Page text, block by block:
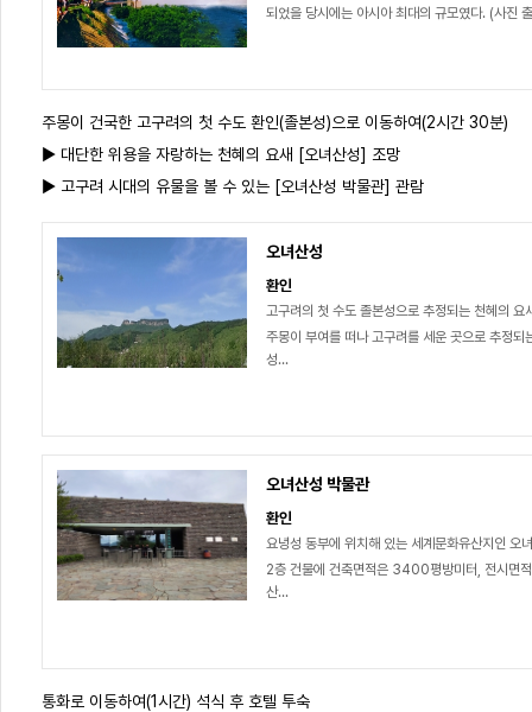
되었을 당시에는 아시아 최대의 규모였다. (사진
주몽이 건국한 고구려의 첫 수도 환인(졸본성)으로 이동하여(2시간 30분)
▶ 대단한 위용을 자랑하는 천혜의 요새 [오녀산성] 조망
▶ 고구려 시대의 유물을 볼 수 있는 [오녀산성 박물관] 관람
오녀산성
환인
고구려의 첫 수도 졸본성으로 추정되는 천혜의
주몽이 부여를 떠나 고구려를 세운 곳으로 추정
성...
오녀산성 박물관
환인
요녕성 동부에 위치해 있는 세계문화유산지인 오
2층 건물에 건축면적은 3400평방미터, 전시면
산...
통화로 이동하여(1시간) 석식 후 호텔 투숙